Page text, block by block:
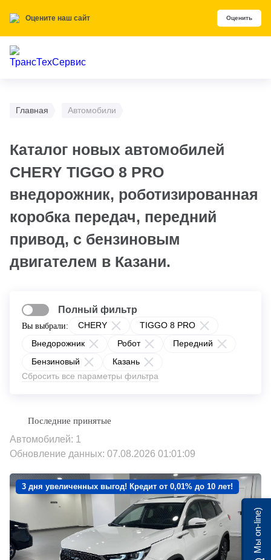
Главная Автомобили
Каталог новых автомобилей
CHERY TIGGO 8 PRO
внедорожник, роботизированная
коробка передач, передний
привод, с бензиновым
двигателем в Казани.
Вы выбрали: CHERY
TIGGO 8 PRO
Внедорожник
Робот
Передний
Бензиновый
Казань
Сбросить все параметры фильтра
Полный фильтр
Автомобилей: 1
Обновление данных: 07.08.2026 01:01:09
3 дня увеличенных выгод! Кредит от 0,01% до 10 лет!
Скачивайте наше мобильное приложение Установить
Мы on-line)